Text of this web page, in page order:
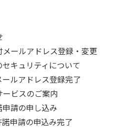
メールアドレス登録・変更
キュリティについて
ルアドレス登録完了
ビスのご案内
請の申し込み
申請の申込み完了